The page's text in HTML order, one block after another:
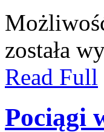
została
Read Full
Pociągi